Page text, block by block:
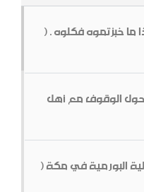
مفرغة]
ما خبزتموه فكلوه . (
الوقوف مع أهل
البورمية في مكة (